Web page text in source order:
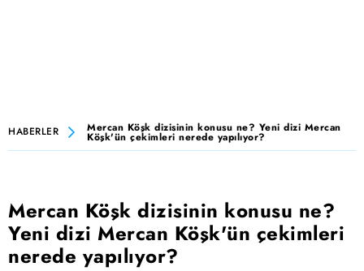
HABERLER Mercan Köşk dizisinin konusu ne? Yeni dizi Mercan
Köşk'ün çekimleri nerede yapılıyor?
Mercan Köşk dizisinin konusu ne?
Yeni dizi Mercan Köşk'ün çekimleri
nerede yapılıyor?